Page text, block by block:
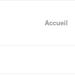
Accueil